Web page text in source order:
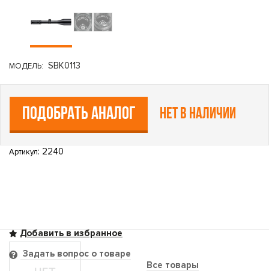
МОДЕЛЬ: SBK0113
ПОДОБРАТЬ АНАЛОГ Нет в наличии
Артикул: 2240
Все товары
Задать вопрос о товаре